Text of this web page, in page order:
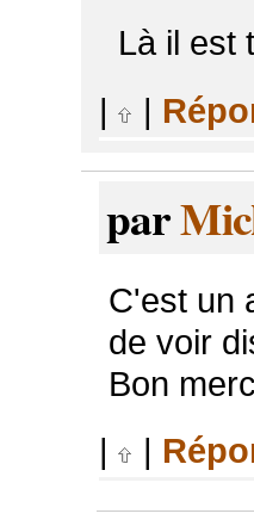
Là il est
|
|
par
C'est un
de voir
Bon
|
|